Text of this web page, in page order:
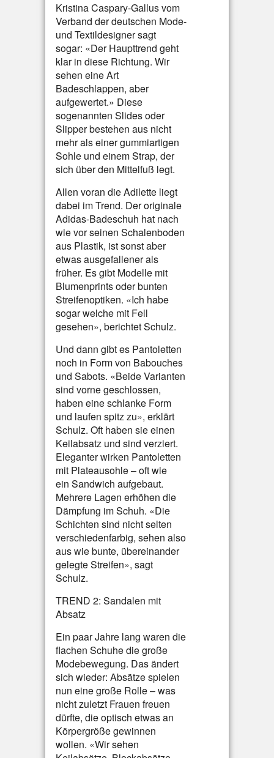
Kristina Caspary-Gallus vom
Verband der deutschen Mode-
und Textildesigner sagt
sogar: «Der Haupttrend geht
klar in diese Richtung. Wir
sehen eine Art
Badeschlappen, aber
aufgewertet.» Diese
sogenannten Slides oder
Slipper bestehen aus nicht
mehr als einer gummiartigen
Sohle und einem Strap, der
sich über den Mittelfuß legt.
Allen voran die Adilette liegt
dabei im Trend. Der originale
Adidas-Badeschuh hat nach
wie vor seinen Schalenboden
aus Plastik, ist sonst aber
etwas ausgefallener als
früher. Es gibt Modelle mit
Blumenprints oder bunten
Streifenoptiken. «Ich habe
sogar welche mit Fell
gesehen», berichtet Schulz.
Und dann gibt es Pantoletten
noch in Form von Babouches
und Sabots. «Beide Varianten
sind vorne geschlossen,
haben eine schlanke Form
und laufen spitz zu», erklärt
Schulz. Oft haben sie einen
Keilabsatz und sind verziert.
Eleganter wirken Pantoletten
mit Plateausohle – oft wie
ein Sandwich aufgebaut.
Mehrere Lagen erhöhen die
Dämpfung im Schuh. «Die
Schichten sind nicht selten
verschiedenfarbig, sehen also
aus wie bunte, übereinander
gelegte Streifen», sagt
Schulz.
TREND 2: Sandalen mit
Absatz
Ein paar Jahre lang waren die
flachen Schuhe die große
Modebewegung. Das ändert
sich wieder: Absätze spielen
nun eine große Rolle – was
nicht zuletzt Frauen freuen
dürfte, die optisch etwas an
Körpergröße gewinnen
wollen. «Wir sehen